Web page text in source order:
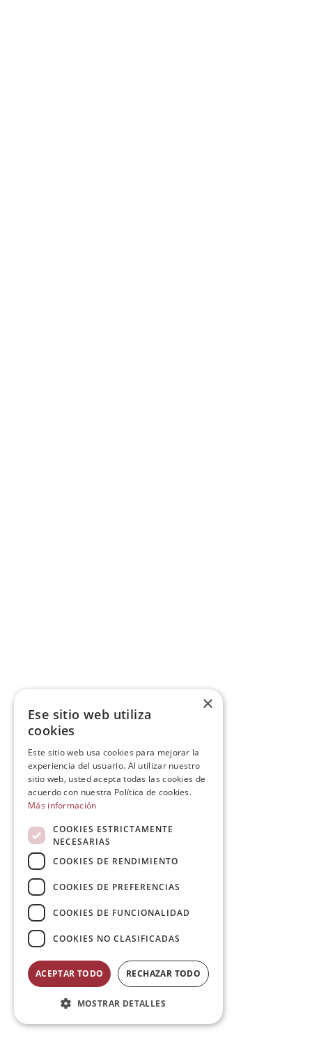
×
Ese sitio web utiliza
cookies
Este sitio web usa cookies para mejorar la
experiencia del usuario. Al utilizar nuestro
sitio web, usted acepta todas las cookies de
acuerdo con nuestra Política de cookies.
Más información
COOKIES ESTRICTAMENTE
NECESARIAS
COOKIES DE RENDIMIENTO
COOKIES DE PREFERENCIAS
COOKIES DE FUNCIONALIDAD
COOKIES NO CLASIFICADAS
ACEPTAR TODO RECHAZAR TODO
MOSTRAR DETALLES